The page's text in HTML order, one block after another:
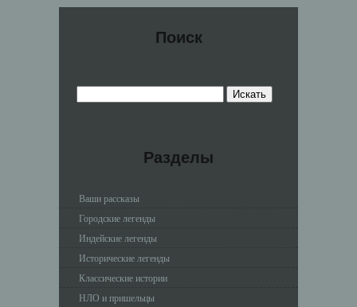
Поиск
Разделы
Ваши рассказы
Городские легенды
Индейские легенды
Исторические легенды
Классические истории
НЛО и пришельцы